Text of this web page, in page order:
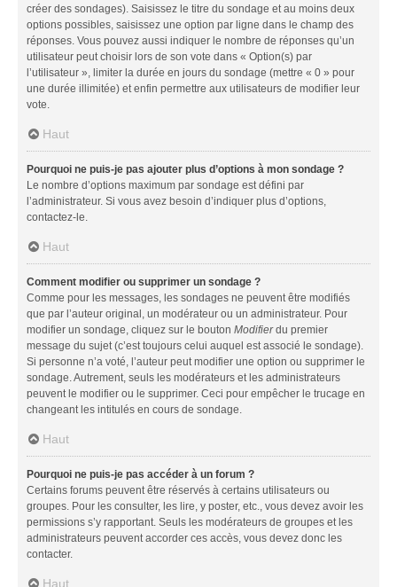
créer des sondages). Saisissez le titre du sondage et au moins deux
options possibles, saisissez une option par ligne dans le champ des
réponses. Vous pouvez aussi indiquer le nombre de réponses qu’un
utilisateur peut choisir lors de son vote dans « Option(s) par
l’utilisateur », limiter la durée en jours du sondage (mettre « 0 » pour
une durée illimitée) et enfin permettre aux utilisateurs de modifier leur
vote.
Haut
Pourquoi ne puis-je pas ajouter plus d’options à mon sondage ?
Le nombre d’options maximum par sondage est défini par
l’administrateur. Si vous avez besoin d’indiquer plus d’options,
contactez-le.
Haut
Comment modifier ou supprimer un sondage ?
Comme pour les messages, les sondages ne peuvent être modifiés
que par l’auteur original, un modérateur ou un administrateur. Pour
modifier un sondage, cliquez sur le bouton Modifierdu premier
message du sujet (c’est toujours celui auquel est associé le sondage).
Si personne n’a voté, l’auteur peut modifier une option ou supprimer le
sondage. Autrement, seuls les modérateurs et les administrateurs
peuvent le modifier ou le supprimer. Ceci pour empêcher le trucage en
changeant les intitulés en cours de sondage.
Haut
Pourquoi ne puis-je pas accéder à un forum ?
Certains forums peuvent être réservés à certains utilisateurs ou
groupes. Pour les consulter, les lire, y poster, etc., vous devez avoir les
permissions s’y rapportant. Seuls les modérateurs de groupes et les
administrateurs peuvent accorder ces accès, vous devez donc les
contacter.
Haut